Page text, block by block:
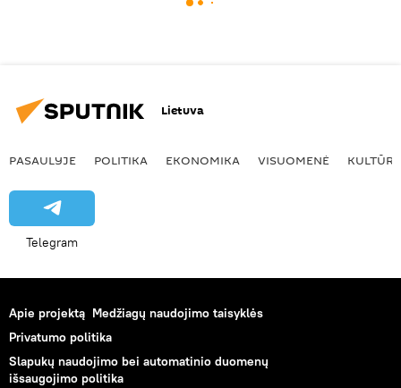
Lietuva
PASAULYJE POLITIKA EKONOMIKA VISUOMENĖ KULTŪRA
Telegram
Apie projektą Medžiagų naudojimo taisyklės
Privatumo politika
Slapukų naudojimo bei automatinio duomenų
išsaugojimo politika